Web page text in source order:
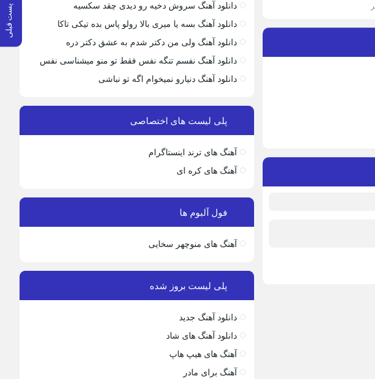
پست قبلی
دانلود آهنگ سروش دخیه رو دیدی چقد سکسیه
دانلود آهنگ بسه یا میری بالا رولو پاس بده تیکی تاکا
دانلود آهنگ ولی من دکتر شدم به عشق دکتر دره
دانلود آهنگ نفسم تنگه نفس فقط تو منو میشناسی نفس
دانلود آهنگ دنیارو نمیخوام اگه تو نباشی
پلی لیست های اختصاصی
آهنگ های ترند اینستاگرام
آهنگ های کره ای
فول آلبوم ها
آهنگ های منوچهر سخایی
پلی لیست بروز شده
دانلود آهنگ جدید
دانلود آهنگ های شاد
آهنگ های هیپ هاپ
آهنگ برای مادر